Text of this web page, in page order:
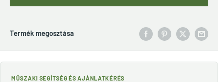
Termék megosztása
MŰSZAKI SEGÍTSÉG ÉS AJÁNLATKÉRÉS